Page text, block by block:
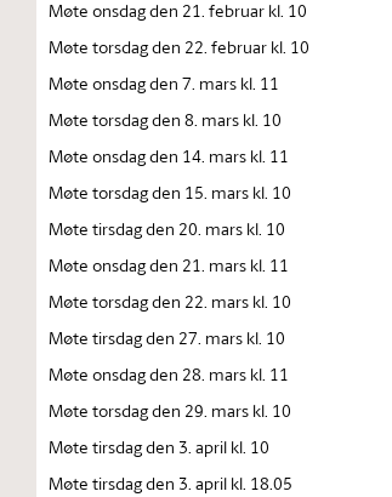
Møte onsdag den 21. februar kl. 10
Møte torsdag den 22. februar kl. 10
Møte onsdag den 7. mars kl. 11
Møte torsdag den 8. mars kl. 10
Møte onsdag den 14. mars kl. 11
Møte torsdag den 15. mars kl. 10
Møte tirsdag den 20. mars kl. 10
Møte onsdag den 21. mars kl. 11
Møte torsdag den 22. mars kl. 10
Møte tirsdag den 27. mars kl. 10
Møte onsdag den 28. mars kl. 11
Møte torsdag den 29. mars kl. 10
Møte tirsdag den 3. april kl. 10
Møte tirsdag den 3. april kl. 18.05